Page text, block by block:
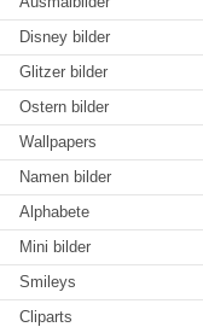
Disney bilder
Glitzer bilder
Ostern bilder
Wallpapers
Namen bilder
Alphabete
Mini bilder
Smileys
Cliparts